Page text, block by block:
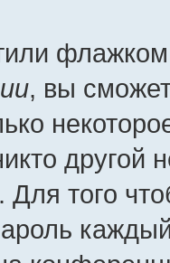
, вы
другой
Для того